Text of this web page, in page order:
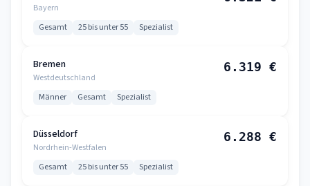
Bayern
Gesamt 25 bis unter 55 Spezialist
Bremen
Westdeutschland
6.319 €
Männer Gesamt Spezialist
Düsseldorf
Nordrhein-Westfalen
6.288 €
Gesamt 25 bis unter 55 Spezialist